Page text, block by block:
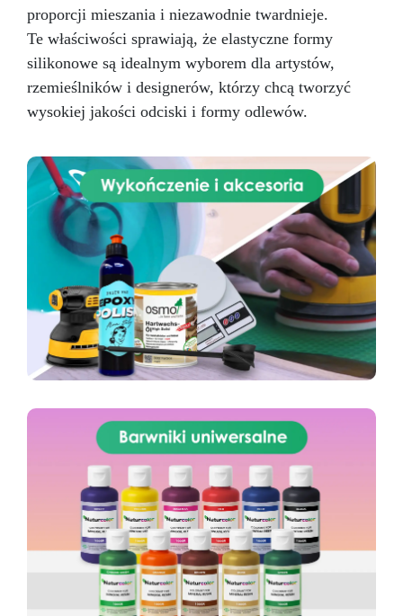
proporcji mieszania i niezawodnie twardnieje.
Te właściwości sprawiają, że elastyczne formy
silikonowe są idealnym wyborem dla artystów,
rzemieślników i designerów, którzy chcą tworzyć
wysokiej jakości odciski i formy odlewów.